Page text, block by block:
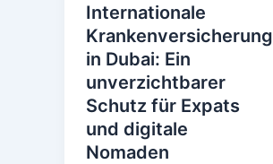
Internationale
Krankenversicherung
in Dubai: Ein
unverzichtbarer
Schutz für Expats
und digitale
Nomaden